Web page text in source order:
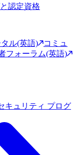
認定資格
ル(英語)
コミュ
フォーラム(英語)
キュリティ プログ